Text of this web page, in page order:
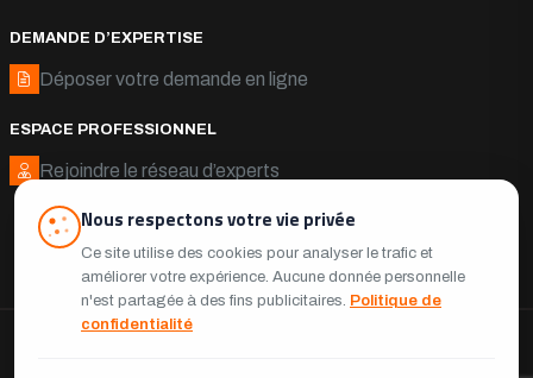
DEMANDE D’EXPERTISE
Déposer votre demande en ligne
ESPACE PROFESSIONNEL
Rejoindre le réseau d’experts
Nous respectons votre vie privée
Ce site utilise des cookies pour analyser le trafic et
améliorer votre expérience. Aucune donnée personnelle
n'est partagée à des fins publicitaires. Politique de
confidentialité